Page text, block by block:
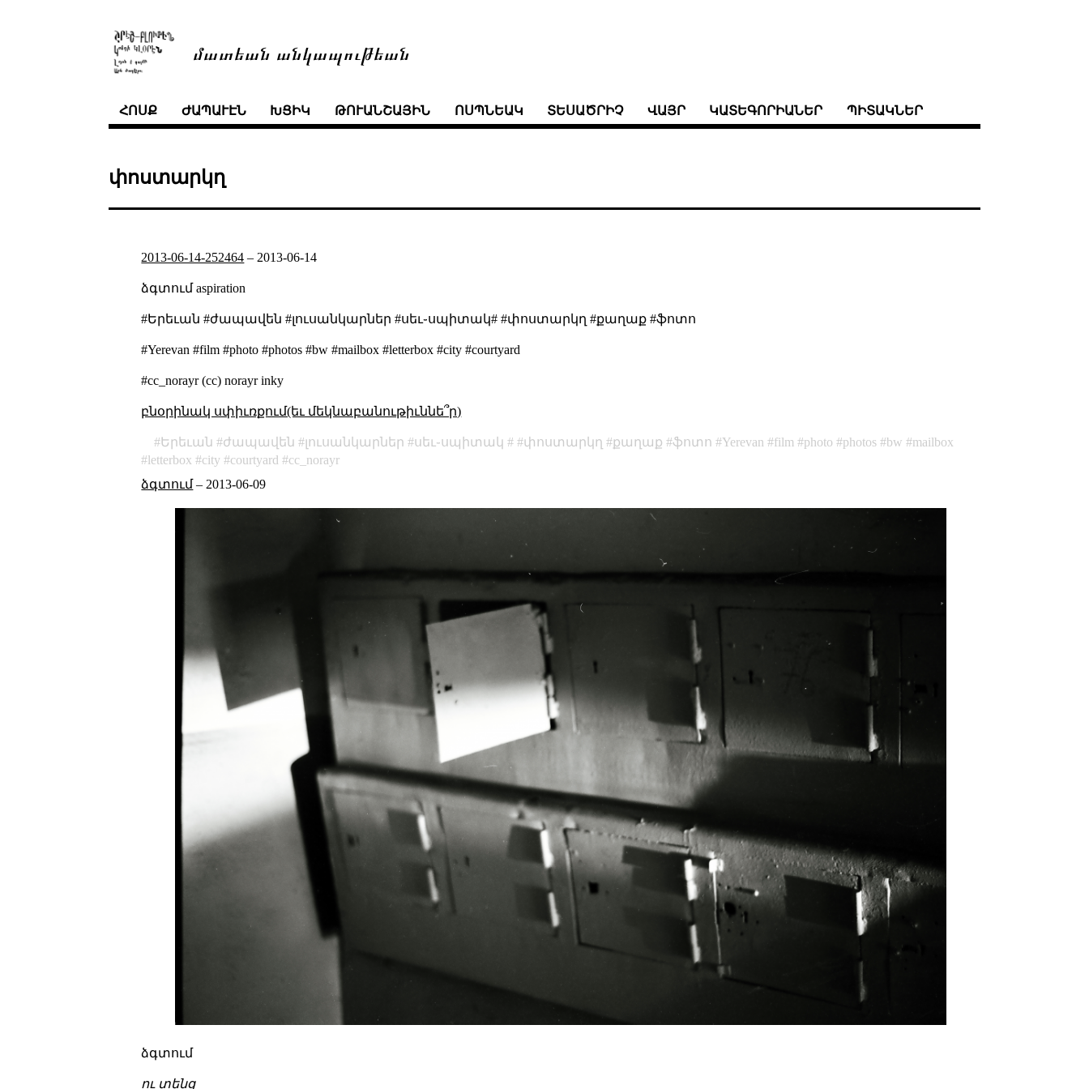
մատեան անկապութեան
ՀՈՍՔ ԺԱՊԱՒԷՆ ԽՑԻԿ ԹՈՒԱՆՇԱՅԻՆ ՈՍՊՆԵԱԿ ՏԵՍԱԾՐԻՉ ՎԱՅՐ ԿԱՏԵԳՈՐԻԱՆԵՐ ՊԻՏԱԿՆԵՐ
փոստարկղ
2013-06-14-252464 – 2013-06-14
ձգտում aspiration
#Երեւան #ժապավեն #լուսանկարներ #սեւ֊սպիտակ# #փոստարկղ #քաղաք #ֆոտո
#Yerevan #film #photo #photos #bw #mailbox #letterbox #city #courtyard
#cc_norayr (cc) norayr inky
բնօրինակ սփիւռքում(եւ մեկնաբանութիւննե՞ր)
Երեւան ժապավեն լուսանկարներ սեւ֊սպիտակ փոստարկղ քաղաք ֆոտո Yerevan film photo photos bw
mailbox
letterbox
city courtyard
cc_norayr
ձգտում– 2013-06-09
ձգտում
ու տենց